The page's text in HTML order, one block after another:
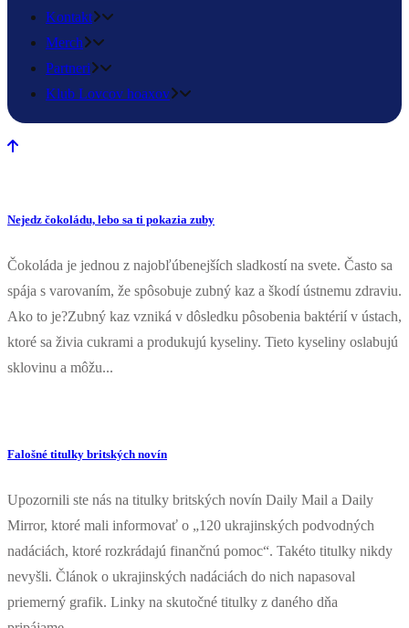
Kontakt
Merch
Partneri
Klub Lovcov hoaxov
Nejedz čokoládu, lebo sa ti pokazia zuby
Čokoláda je jednou z najobľúbenejších sladkostí na svete. Často sa
spája s varovaním, že spôsobuje zubný kaz a škodí ústnemu zdraviu.
Ako to je?Zubný kaz vzniká v dôsledku pôsobenia baktérií v ústach,
ktoré sa živia cukrami a produkujú kyseliny. Tieto kyseliny oslabujú
sklovinu a môžu...
Falošné titulky britských novín
Upozornili ste nás na titulky britských novín Daily Mail a Daily
Mirror, ktoré mali informovať o „120 ukrajinských podvodných
nadáciách, ktoré rozkrádajú finančnú pomoc“. Takéto titulky nikdy
nevyšli. Článok o ukrajinských nadáciách do nich napasoval
priemerný grafik. Linky na skutočné titulky z daného dňa